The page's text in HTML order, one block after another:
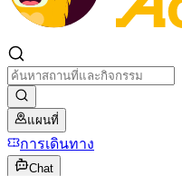
แผนที่
การเดินทาง
Chat